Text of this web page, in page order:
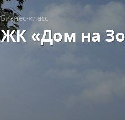
Бизнес-класс
ЖК «Дом на